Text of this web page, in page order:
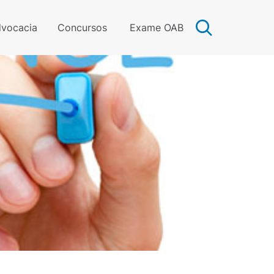
Concursos Exame OAB